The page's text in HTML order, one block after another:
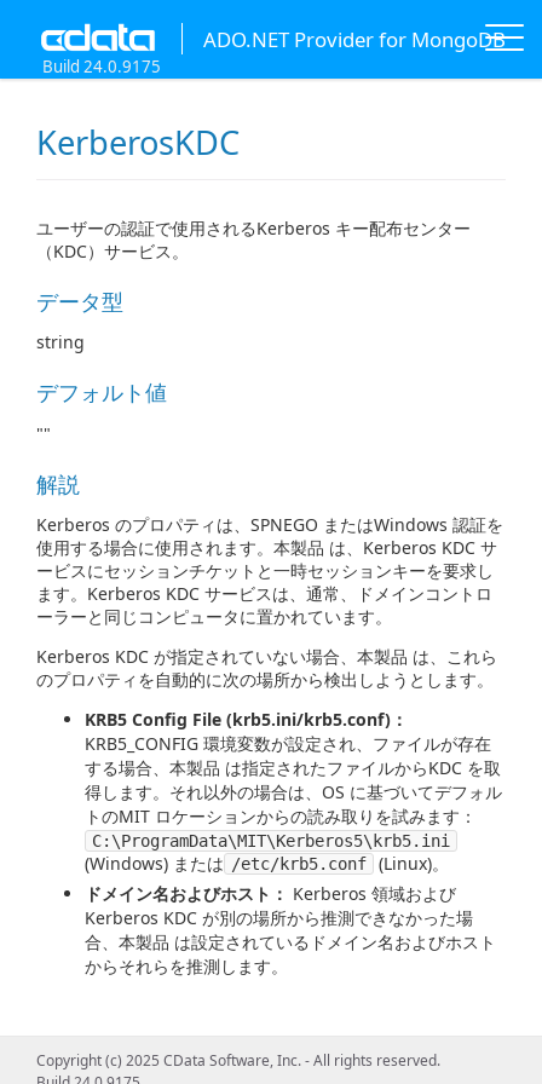
ADO.NET Provider for MongoDB
Build 24.0.9175
KerberosKDC
ユーザーの認証で使用されるKerberos キー配布センター
（KDC）サービス。
データ型
string
デフォルト値
""
解説
Kerberos のプロパティは、SPNEGO またはWindows 認証を
使用する場合に使用されます。本製品 は、Kerberos KDC サ
ービスにセッションチケットと一時セッションキーを要求し
ます。Kerberos KDC サービスは、通常、ドメインコントロ
ーラーと同じコンピュータに置かれています。
Kerberos KDC が指定されていない場合、本製品 は、これら
のプロパティを自動的に次の場所から検出しようとします。
KRB5 Config File (krb5.ini/krb5.conf)：
KRB5_CONFIG 環境変数が設定され、ファイルが存在
する場合、本製品 は指定されたファイルからKDC を取
得します。それ以外の場合は、OS に基づいてデフォル
トのMIT ロケーションからの読み取りを試みます：
C:\ProgramData\MIT\Kerberos5\krb5.ini
(Windows) または /etc/krb5.conf
(Linux)。
ドメイン名およびホスト： Kerberos 領域および
Kerberos KDC が別の場所から推測できなかった場
合、本製品 は設定されているドメイン名およびホスト
からそれらを推測します。
Copyright (c) 2025 CData Software, Inc. - All rights reserved.